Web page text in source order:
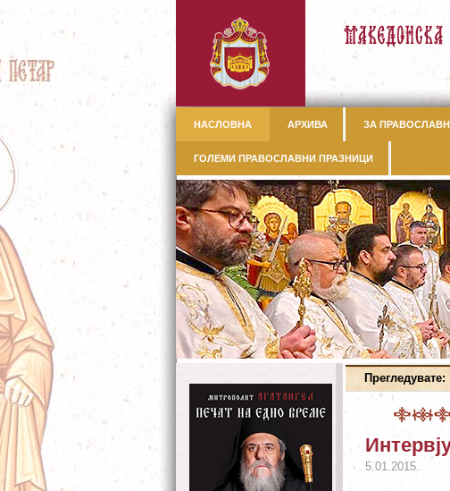
НАСЛОВНА АРХИВА ЗА
ГОЛЕМИ ПРАВОСЛАВНИ ПРАЗНИЦИ
Прегледувате:
5.01.2015.